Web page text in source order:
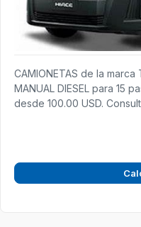
CAMIONETAS de la marca
MANUAL DIESEL para 15
desde 100.00 USD.